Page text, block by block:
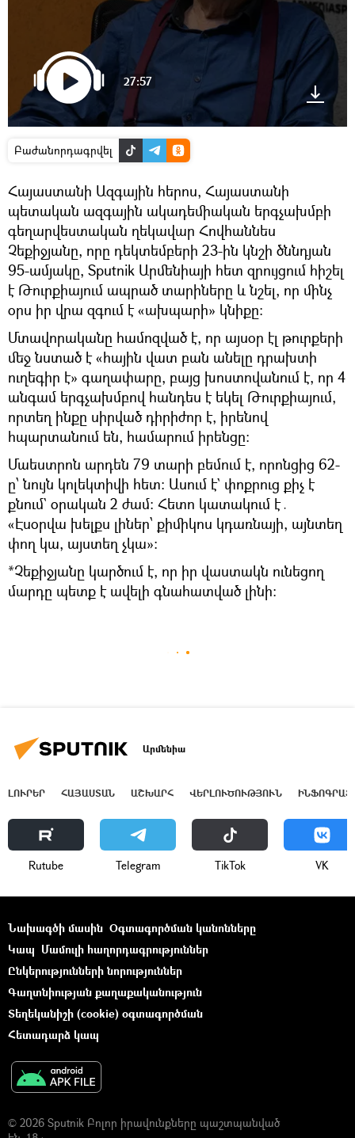
27:57
Բաժանորդագրվել
Հայաստանի Ազգային հերոս, Հայաստանի
պետական ազգային ակադեմիական երգչախմբի
գեղարվեստական ղեկավար Հովհաննես
Չեքիջյանը, որը դեկտեմբերի 23-ին կնշի ծննդյան
95-ամյակը, Sputnik Արմենիայի հետ զրույցում հիշել
է Թուրքիայում ապրած տարիները և նշել, որ մինչ
օրս իր վրա զգում է «ախպարի» կնիքը։
Մտավորականը համոզված է, որ այսօր էլ թուրքերի
մեջ նստած է «հային վատ բան անելը դրախտի
ուղեգիր է» գաղափարը, բայց խոստովանում է, որ 4
անգամ երգչախմբով հանդես է եկել Թուրքիայում,
որտեղ ինքը սիրված դիրիժոր է, իրենով
հպարտանում են, համարում իրենցը։
Մաեստրոն արդեն 79 տարի բեմում է, որոնցից 62-
ը՝ նույն կոլեկտիվի հետ։ Ասում է` փոքրուց քիչ է
քնում` օրական 2 ժամ։ Հետո կատակում է․
«Էսօրվա խելքս լիներ՝ քիմիկոս կդառնայի, այնտեղ
փող կա, այստեղ չկա»։
*Չեքիջյանը կարծում է, որ իր վաստակն ունեցող
մարդը պետք է ավելի գնահատված լինի։
Արմենիա
ԼՈՒՐԵՐ ՀԱՅԱՍՏԱՆ ԱՇԽԱՐՀ ՎԵՐԼՈՒԾՈՒԹՅՈՒՆ
Rutube Telegram ТikТоk VK
Նախագծի մասին Օգտագործման կանոնները
Կապ Մամուլի հաղորդագրություններ
Ընկերությունների նորություններ
Գաղտնիության քաղաքականություն
Տեղեկանիշի (cookie) օգտագործման
Հետադարձ կապ
© 2026 Sputnik Բոլոր իրավունքները պաշտպանված